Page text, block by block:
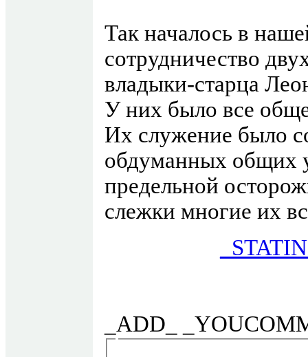
Так началось в
сотрудничество
владыки-старца
У них было все
Их служение было
обдуманных общих
предельной
слежки многие их
_ADD_